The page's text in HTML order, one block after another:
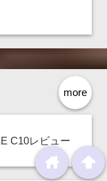
more
C10レビュー
arrowup
home